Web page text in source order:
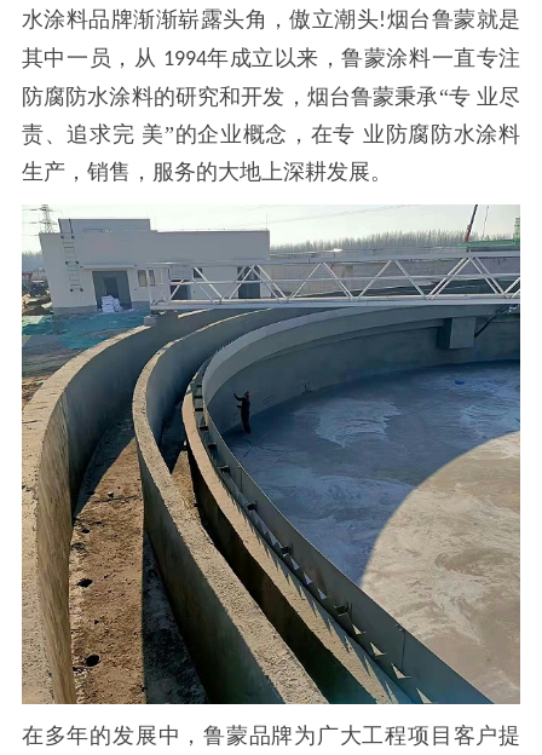
水涂料品牌渐渐崭露头角，傲立潮头!烟台鲁蒙就是
其中一员，从 1994年成立以来，鲁蒙涂料一直专注
防腐防水涂料的研究和开发，烟台鲁蒙秉承“专 业尽
责、追求完 美”的企业概念，在专 业防腐防水涂料
生产，销售，服务的大地上深耕发展。
在多年的发展中，鲁蒙品牌为广大工程项目客户提